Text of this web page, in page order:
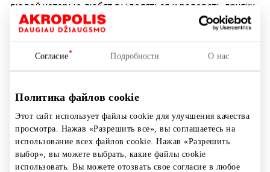
Согласие Подробности О нас
Политика файлов cookie
Этот сайт использует файлы cookie для улучшения качества
просмотра. Нажав «Разрешить все», вы соглашаетесь на
использование всех файлов cookie. Нажав «Разрешить
выбор», вы можете выбрать, какие файлы cookie
использовать. Вы можете отозвать свое согласие в любое
людей,которые любят выделяться и радовать других
оригинальностью. Из широково ассортимента товаров
выберeте подарок для мамы,папы, лучшему другу и
даже своему боссу. На любой случай можем
изгатовить ФУТБОЛКИ, которые производим на
Вам не только раскрыть свой характер, но и нося их
можете сделать КРУЖКИ с нужной фотографией или
текстом. Если немного используете фантазию,
сможете удевить своих близких нетрадиционным и
персонализированным подарком из наших